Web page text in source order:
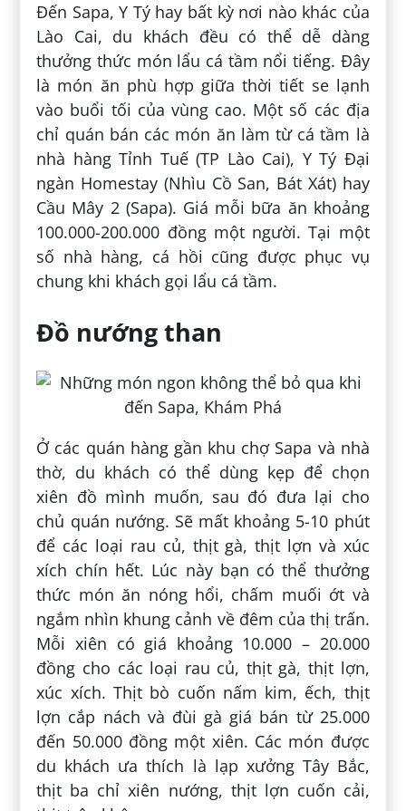
Đến Sapa, Y Tý hay bất kỳ nơi nào khác của
Lào Cai, du khách đều có thể dễ dàng
thưởng thức món lẩu cá tầm nổi tiếng. Đây
là món ăn phù hợp giữa thời tiết se lạnh
vào buổi tối của vùng cao. Một số các địa
chỉ quán bán các món ăn làm từ cá tầm là
nhà hàng Tỉnh Tuế (TP Lào Cai), Y Tý Đại
ngàn Homestay (Nhìu Cồ San, Bát Xát) hay
Cầu Mây 2 (Sapa). Giá mỗi bữa ăn khoảng
100.000-200.000 đồng một người. Tại một
số nhà hàng, cá hồi cũng được phục vụ
chung khi khách gọi lẩu cá tầm.
Đồ nướng than
Ở các quán hàng gần khu chợ Sapa và nhà
thờ, du khách có thể dùng kẹp để chọn
xiên đồ mình muốn, sau đó đưa lại cho
chủ quán nướng. Sẽ mất khoảng 5-10 phút
để các loại rau củ, thịt gà, thịt lợn và xúc
xích chín hết. Lúc này bạn có thể thưởng
thức món ăn nóng hổi, chấm muối ớt và
ngắm nhìn khung cảnh về đêm của thị trấn.
Mỗi xiên có giá khoảng 10.000 – 20.000
đồng cho các loại rau củ, thịt gà, thịt lợn,
xúc xích. Thịt bò cuốn nấm kim, ếch, thịt
lợn cắp nách và đùi gà giá bán từ 25.000
đến 50.000 đồng một xiên. Các món được
du khách ưa thích là lạp xưởng Tây Bắc,
thịt ba chỉ xiên nướng, thịt lợn cuốn cải,